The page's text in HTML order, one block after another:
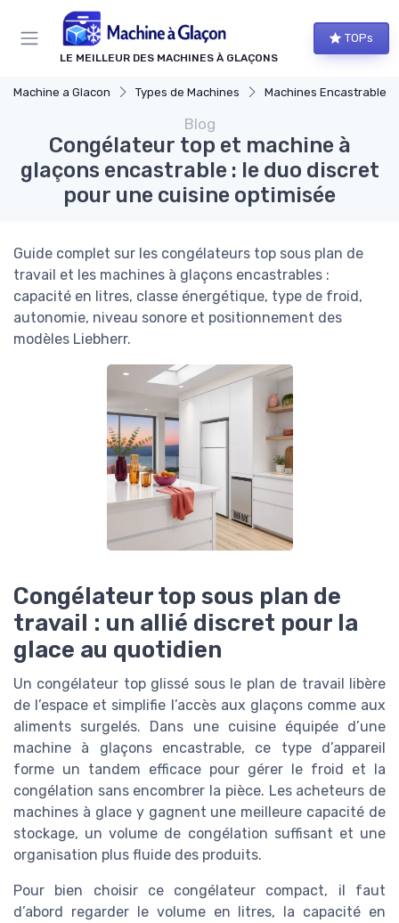
LE MEILLEUR DES MACHINES À GLAÇONS
TOPs
Machine a Glacon Types de Machines Machines Encastrables
Blog
Congélateur top et machine à
glaçons encastrable : le duo discret
pour une cuisine optimisée
Guide complet sur les congélateurs top sous plan de
travail et les machines à glaçons encastrables :
capacité en litres, classe énergétique, type de froid,
autonomie, niveau sonore et positionnement des
modèles Liebherr.
Congélateur top sous plan de
travail : un allié discret pour la
glace au quotidien
Un congélateur top glissé sous le plan de travail libère
de l’espace et simplifie l’accès aux glaçons comme aux
aliments surgelés. Dans une cuisine équipée d’une
machine à glaçons encastrable, ce type d’appareil
forme un tandem efficace pour gérer le froid et la
congélation sans encombrer la pièce. Les acheteurs de
machines à glace y gagnent une meilleure capacité de
stockage, un volume de congélation suffisant et une
organisation plus fluide des produits.
Pour bien choisir ce congélateur compact, il faut
d’abord regarder le volume en litres, la capacité en
Panneau de gestion des cookies